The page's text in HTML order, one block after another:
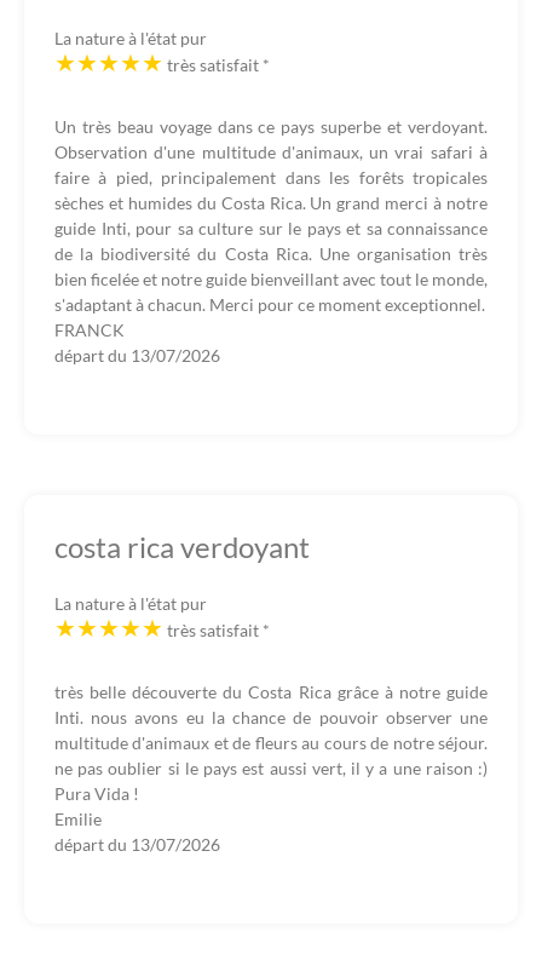
La nature à l'état pur
très satisfait *
Un très beau voyage dans ce pays superbe et verdoyant.
Observation d'une multitude d'animaux, un vrai safari à
faire à pied, principalement dans les forêts tropicales
sèches et humides du Costa Rica. Un grand merci à notre
guide Inti, pour sa culture sur le pays et sa connaissance
de la biodiversité du Costa Rica. Une organisation très
bien ficelée et notre guide bienveillant avec tout le monde,
s'adaptant à chacun. Merci pour ce moment exceptionnel.
FRANCK
départ du 13/07/2026
costa rica verdoyant
La nature à l'état pur
très satisfait *
très belle découverte du Costa Rica grâce à notre guide
Inti. nous avons eu la chance de pouvoir observer une
multitude d'animaux et de fleurs au cours de notre séjour.
ne pas oublier si le pays est aussi vert, il y a une raison :)
Pura Vida !
Emilie
départ du 13/07/2026